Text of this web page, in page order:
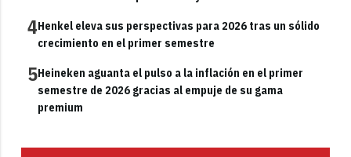
4Henkel eleva sus perspectivas para 2026 tras un sólido
crecimiento en el primer semestre
5Heineken aguanta el pulso a la inflación en el primer
semestre de 2026 gracias al empuje de su gama
premium